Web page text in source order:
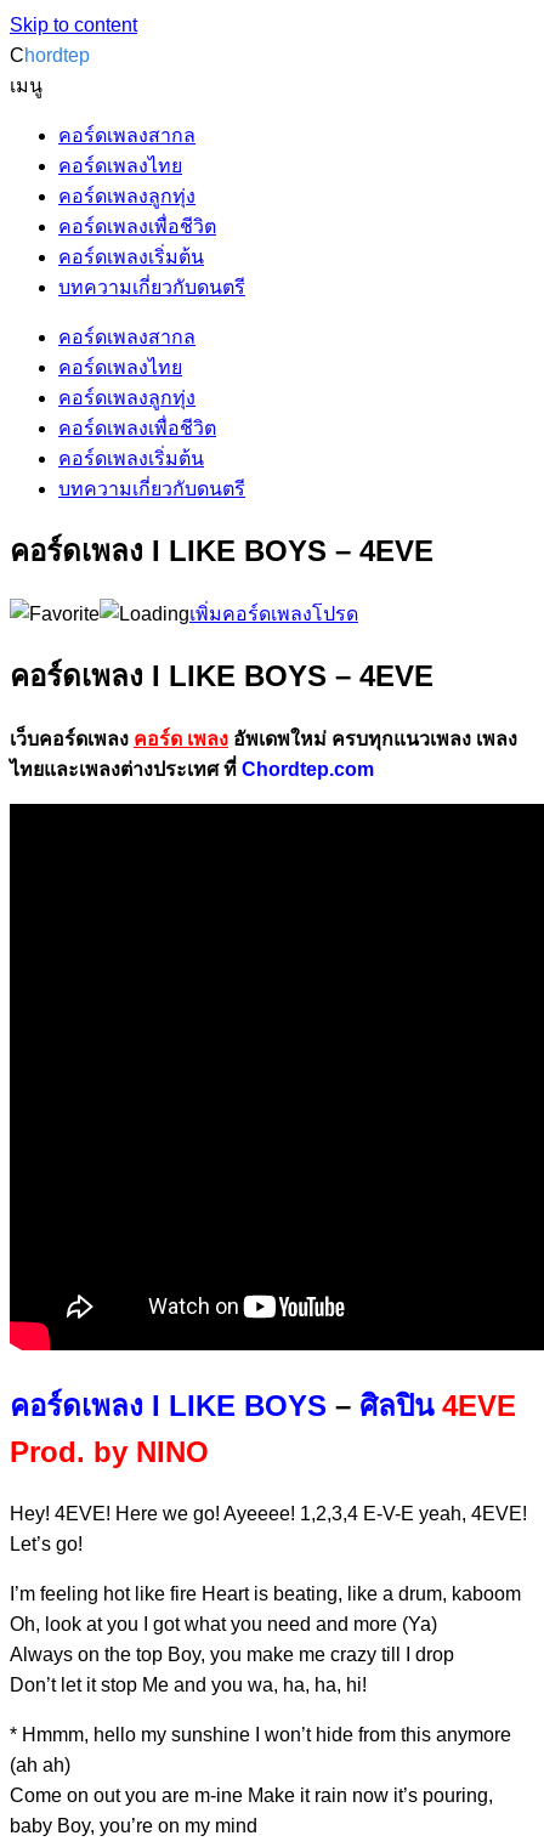
Skip to content
Chordtep
เมนู
คอร์ดเพลงสากล
คอร์ดเพลงไทย
คอร์ดเพลงลูกทุ่ง
คอร์ดเพลงเพื่อชีวิต
คอร์ดเพลงเริ่มต้น
บทความเกี่ยวกับดนตรี
คอร์ดเพลงสากล
คอร์ดเพลงไทย
คอร์ดเพลงลูกทุ่ง
คอร์ดเพลงเพื่อชีวิต
คอร์ดเพลงเริ่มต้น
บทความเกี่ยวกับดนตรี
คอร์ดเพลง I LIKE BOYS – 4EVE
เพิ่มคอร์ดเพลงโปรด
คอร์ดเพลง I LIKE BOYS – 4EVE
เว็บคอร์ดเพลง คอร์ด เพลง อัพเดพใหม่ ครบทุกแนวเพลง เพลง
ไทยและเพลงต่างประเทศ ที่ Chordtep.com
คอร์ดเพลง I LIKE BOYS – ศิลปิน 4EVE
Prod. by NINO
Hey! 4EVE! Here we go! Ayeeee! 1,2,3,4 E-V-E yeah, 4EVE!
Let’s go!
I’m feeling hot like fire Heart is beating, like a drum, kaboom
Oh, look at you I got what you need and more (Ya)
Always on the top Boy, you make me crazy till I drop
Don’t let it stop Me and you wa, ha, ha, hi!
* Hmmm, hello my sunshine I won’t hide from this anymore
(ah ah)
Come on out you are m-ine Make it rain now it’s pouring,
baby Boy, you’re on my mind